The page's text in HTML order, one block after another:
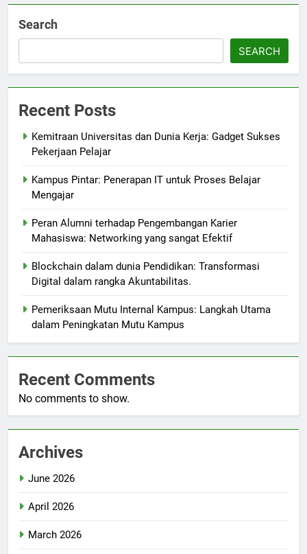
Search
SEARCH
Recent Posts
Kemitraan Universitas dan Dunia Kerja: Gadget Sukses
Pekerjaan Pelajar
Kampus Pintar: Penerapan IT untuk Proses Belajar
Mengajar
Peran Alumni terhadap Pengembangan Karier
Mahasiswa: Networking yang sangat Efektif
Blockchain dalam dunia Pendidikan: Transformasi
Digital dalam rangka Akuntabilitas.
Pemeriksaan Mutu Internal Kampus: Langkah Utama
dalam Peningkatan Mutu Kampus
Recent Comments
No comments to show.
Archives
June 2026
April 2026
March 2026